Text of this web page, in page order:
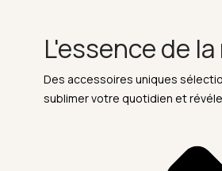
L'essence de
Des accessoires uniques
sublimer votre quotidien et